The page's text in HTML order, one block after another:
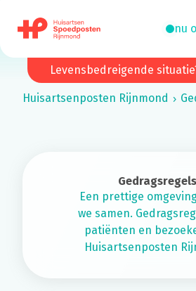
nu
Levensbedreigende
Huisartsenposten Rijnmond
Gedragsregels
Een prettige
we samen.
patiënten en
Huisartsenposten